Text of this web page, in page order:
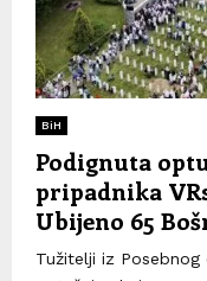
BiH
Podignuta
pripadnika
Ubijeno 65
Tužitelji iz